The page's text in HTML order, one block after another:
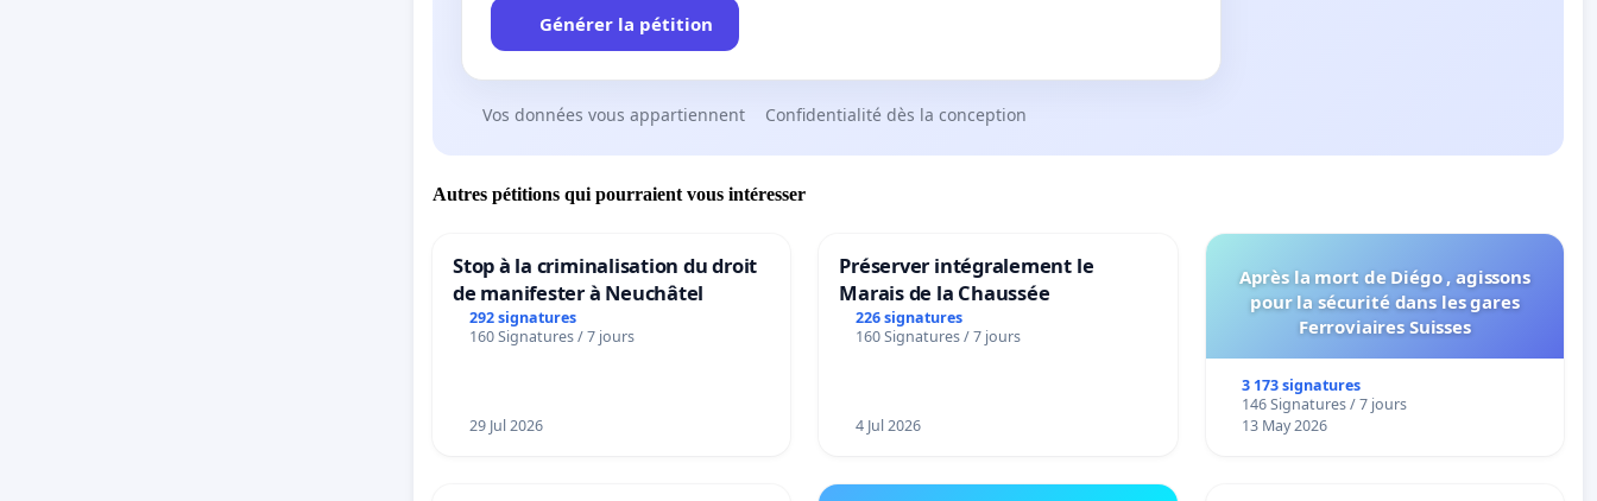
Générer la pétition
Vos données vous appartiennent Confidentialité dès la conception
Autres pétitions qui pourraient vous intéresser
Stop à la criminalisation du droit
de manifester à Neuchâtel
292 signatures
160 Signatures / 7 jours
29 Jul 2026
Préserver intégralement le
Marais de la Chaussée
226 signatures
160 Signatures / 7 jours
4 Jul 2026
Après la mort de Diégo , agissons
pour la sécurité dans les gares
Ferroviaires Suisses
3 173 signatures
146 Signatures / 7 jours
13 May 2026